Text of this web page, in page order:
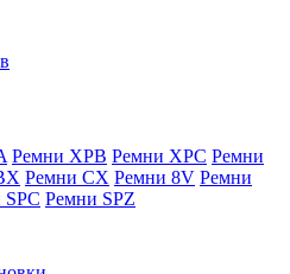
Ремни XPB Ремни XPC Ремни
Ремни CX Ремни 8V Ремни
Ремни SPZ